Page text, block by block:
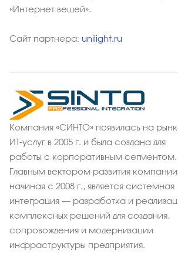
«Интернет вещей».
Сайт партнера: unilight.ru
Компания «СИНТО» появилась на
ИТ-услуг в 2005 г. и была создана для
работы с корпоративным сегментом.
Главным вектором развития
начиная с 2008 г., является системная
интеграция – разработка и
комплексных решений для создания,
сопровождения и модернизации
инфраструктуры предприятия.